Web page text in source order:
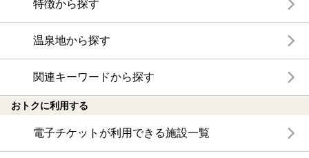
温泉TOP 関東 千葉県
温浴施設を探す
エリアから探す